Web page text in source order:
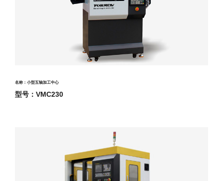
名称：小型五轴加工中心
型号：VMC230